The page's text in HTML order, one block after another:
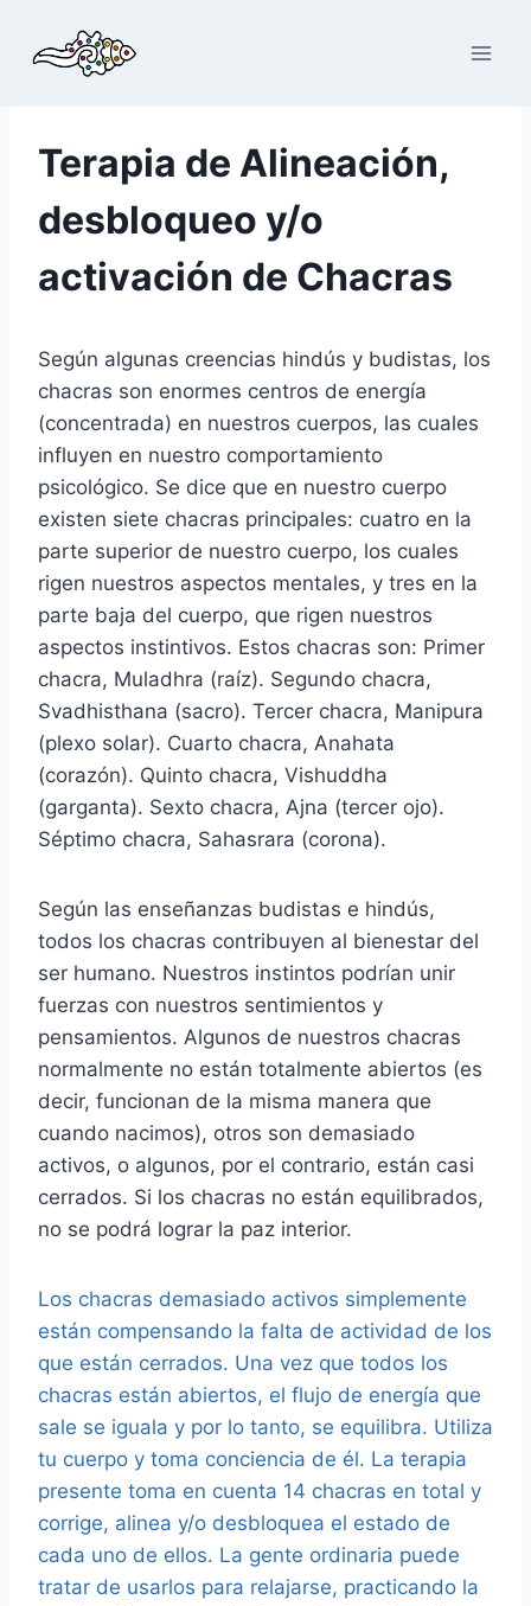
contenido
Terapia de Alineación,
desbloqueo y/o
activación de Chacras
Según algunas creencias hindús y budistas, los
chacras son enormes centros de energía
(concentrada) en nuestros cuerpos, las cuales
influyen en nuestro comportamiento
psicológico. Se dice que en nuestro cuerpo
existen siete chacras principales: cuatro en la
parte superior de nuestro cuerpo, los cuales
rigen nuestros aspectos mentales, y tres en la
parte baja del cuerpo, que rigen nuestros
aspectos instintivos. Estos chacras son: Primer
chacra, Muladhra (raíz). Segundo chacra,
Svadhisthana (sacro). Tercer chacra, Manipura
(plexo solar). Cuarto chacra, Anahata
(corazón). Quinto chacra, Vishuddha
(garganta). Sexto chacra, Ajna (tercer ojo).
Séptimo chacra, Sahasrara (corona).
Según las enseñanzas budistas e hindús,
todos los chacras contribuyen al bienestar del
ser humano. Nuestros instintos podrían unir
fuerzas con nuestros sentimientos y
pensamientos. Algunos de nuestros chacras
normalmente no están totalmente abiertos (es
decir, funcionan de la misma manera que
cuando nacimos), otros son demasiado
activos, o algunos, por el contrario, están casi
cerrados. Si los chacras no están equilibrados,
no se podrá lograr la paz interior.
Los chacras demasiado activos simplemente
están compensando la falta de actividad de los
que están cerrados. Una vez que todos los
chacras están abiertos, el flujo de energía que
sale se iguala y por lo tanto, se equilibra. Utiliza
tu cuerpo y toma conciencia de él. La terapia
presente toma en cuenta 14 chacras en total y
corrige, alinea y/o desbloquea el estado de
cada uno de ellos. La gente ordinaria puede
tratar de usarlos para relajarse, practicando la